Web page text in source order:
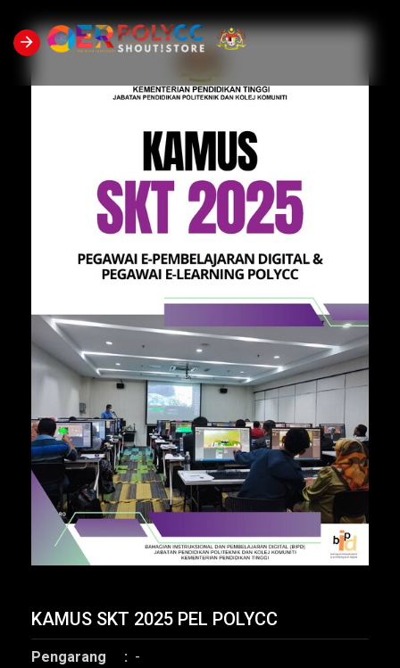
KAMUS SKT 2025 PEL POLYCC
Pengarang : -